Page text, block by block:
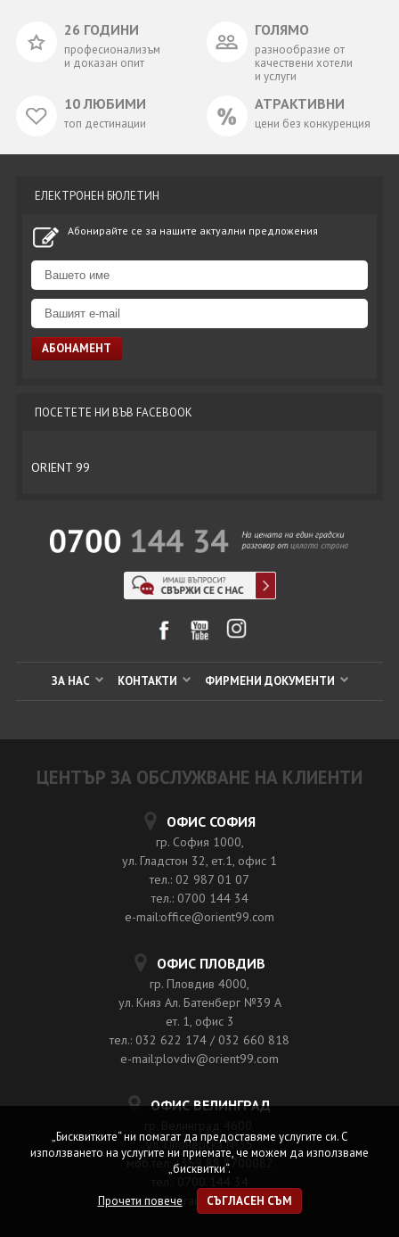
26 ГОДИНИ
професионализъм
и доказан опит
ГОЛЯМО
разнообразие от
качествени хотели
и услуги
10 ЛЮБИМИ
топ дестинации
АТРАКТИВНИ
цени без конкуренция
ЕЛЕКТРОНЕН БЮЛЕТИН
Абонирайте се за нашите актуални предложения
ПОСЕТЕТЕ НИ ВЪВ FACEBOOK
ORIENT 99
ЗА НАС КОНТАКТИ ФИРМЕНИ ДОКУМЕНТИ
ЦЕНТЪР ЗА ОБСЛУЖВАНЕ НА КЛИЕНТИ
ОФИС СОФИЯ
гр. София 1000,
ул. Гладстон 32, ет.1, офис 1
тел.: 02 987 01 07
тел.: 0700 144 34
e-mail:office@orient99.com
ОФИС ПЛОВДИВ
гр. Пловдив 4000,
ул. Княз Ал. Батенберг №39 A
ет. 1, офис 3
тел.: 032 622 174 / 032 660 818
e-mail:plovdiv@orient99.com
ОФИС ВЕЛИНГРАД
ул. Пионерска №35
моб.тел: +359 88 8700082
e-mail:velingrad@orient99.com
„Бисквитките“ ни помагат да предоставяме услугите си. С
използването на услугите ни приемате, че можем да използваме
„бисквитки“.
Прочети повече СЪГЛАСЕН СЪМ